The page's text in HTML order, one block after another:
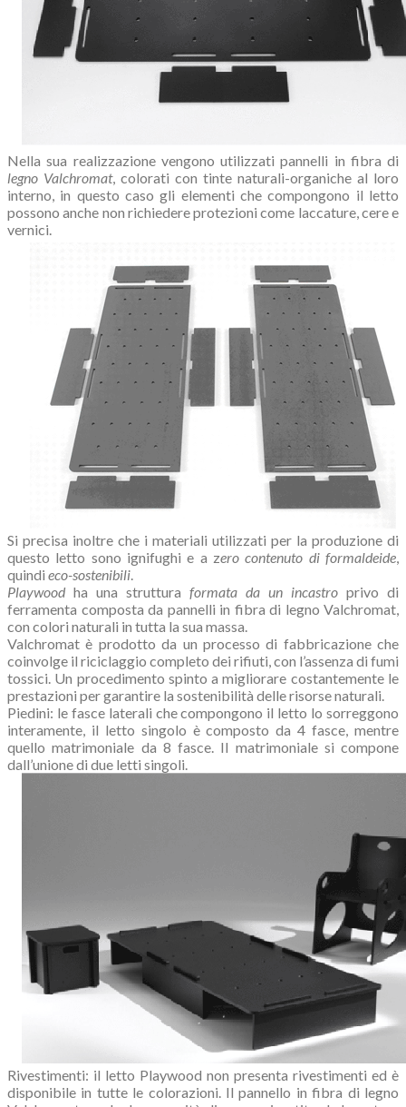
Nella sua realizzazione vengono utilizzati pannelli in fibra di
legno Valchromat, colorati con tinte naturali-organiche al loro
interno, in questo caso gli elementi che compongono il letto
possono anche non richiedere protezioni come laccature, cere e
vernici.
Si precisa inoltre che i materiali utilizzati per la produzione di
questo letto sono ignifughi e a zero contenuto di formaldeide,
quindi eco-sostenibili.
Playwood ha una struttura formata da un incastro privo di
ferramenta composta da pannelli in fibra di legno Valchromat,
con colori naturali in tutta la sua massa.
Valchromat è prodotto da un processo di fabbricazione che
coinvolge il riciclaggio completo dei rifiuti, con l’assenza di fumi
tossici. Un procedimento spinto a migliorare costantemente le
prestazioni per garantire la sostenibilità delle risorse naturali.
Piedini: le fasce laterali che compongono il letto lo sorreggono
interamente, il letto singolo è composto da 4 fasce, mentre
quello matrimoniale da 8 fasce. Il matrimoniale si compone
dall’unione di due letti singoli.
Rivestimenti: il letto Playwood non presenta rivestimenti ed è
disponibile in tutte le colorazioni. Il pannello in fibra di legno